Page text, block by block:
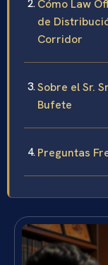
Cómo Law
de
Corridor
Sobre el Sr.
Bufete
Preguntas